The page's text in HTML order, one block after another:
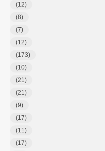
(12)
(8)
(7)
(12)
(173)
(10)
(21)
(21)
(9)
(17)
(11)
(17)